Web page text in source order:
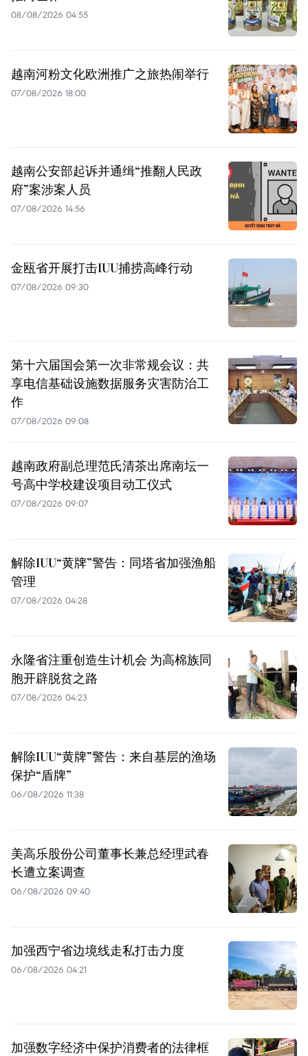
08/08/2026 04:55
越南河粉文化欧洲推广之旅热闹举行
07/08/2026 18:00
越南公安部起诉并通缉“推翻人民政
府”案涉案人员
07/08/2026 14:56
金瓯省开展打击IUU捕捞高峰行动
07/08/2026 09:30
第十六届国会第一次非常规会议：共
享电信基础设施数据服务灾害防治工
作
07/08/2026 09:08
越南政府副总理范氏清茶出席南坛一
号高中学校建设项目动工仪式
07/08/2026 09:07
解除IUU“黄牌”警告：同塔省加强渔船
管理
07/08/2026 04:28
永隆省注重创造生计机会 为高棉族同
胞开辟脱贫之路
07/08/2026 04:23
解除IUU“黄牌”警告：来自基层的渔场
保护“盾牌”
06/08/2026 11:38
美高乐股份公司董事长兼总经理武春
长遭立案调查
06/08/2026 09:40
加强西宁省边境线走私打击力度
06/08/2026 04:21
加强数字经济中保护消费者的法律框